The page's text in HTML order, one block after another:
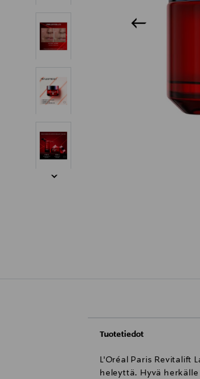
Tuotetiedot
L'Oréal Paris Revitalift
heleyttä. Hyvä